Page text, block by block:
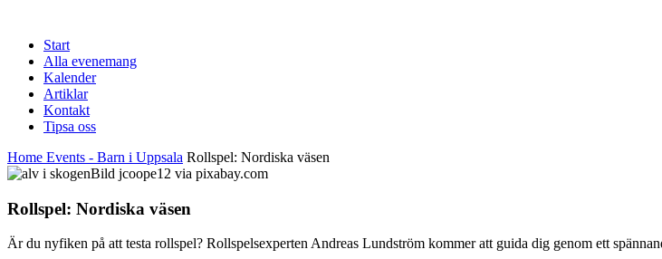
Start
Alla evenemang
Kalender
Artiklar
Kontakt
Tipsa oss
Home Events - Barn i Uppsala Rollspel: Nordiska väsen
Bild jcoope12 via pixabay.com
Rollspel: Nordiska väsen
Är du nyfiken på att testa rollspel? Rollspelsexperten Andreas Lundström kommer att guida dig genom ett